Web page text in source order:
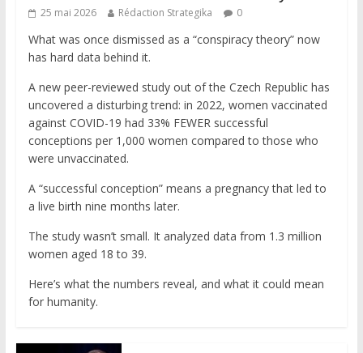
25 mai 2026 Rédaction Strategika 0
What was once dismissed as a “conspiracy theory” now
has hard data behind it.
A new peer-reviewed study out of the Czech Republic has
uncovered a disturbing trend: in 2022, women vaccinated
against COVID-19 had 33% FEWER successful
conceptions per 1,000 women compared to those who
were unvaccinated.
A “successful conception” means a pregnancy that led to
a live birth nine months later.
The study wasn’t small. It analyzed data from 1.3 million
women aged 18 to 39.
Here’s what the numbers reveal, and what it could mean
for humanity.